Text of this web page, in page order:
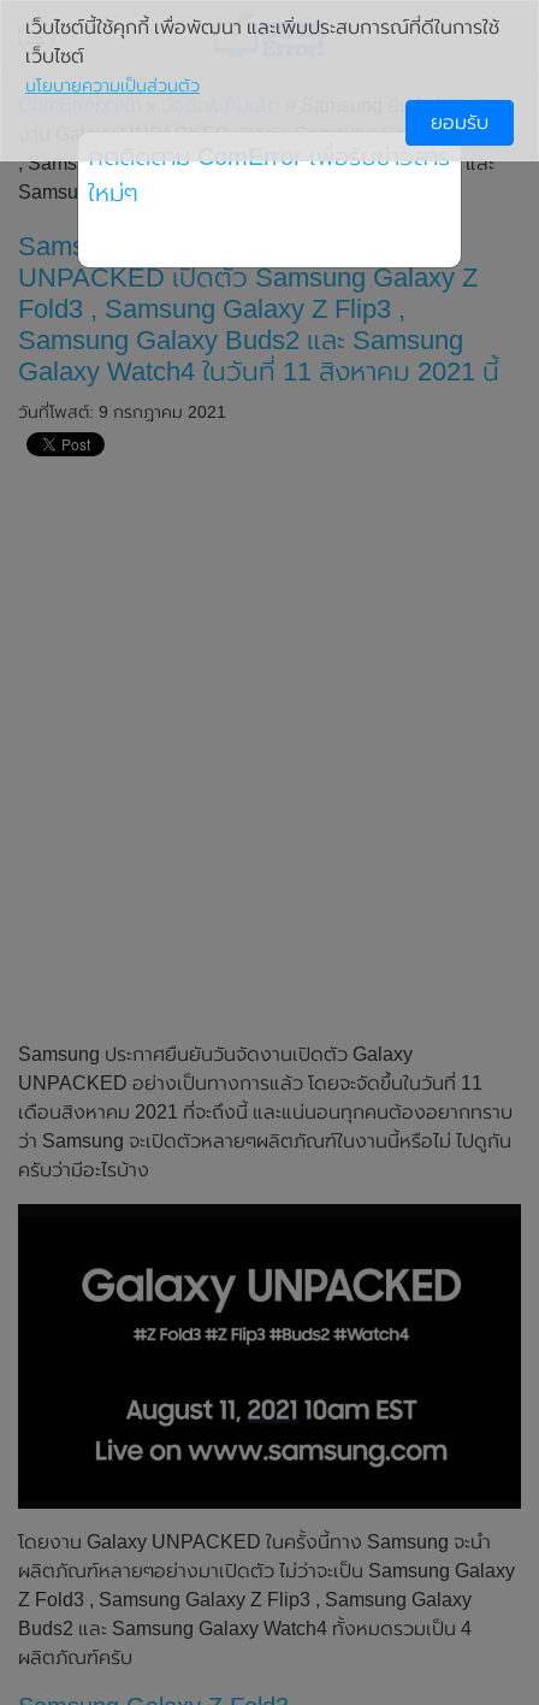
» Samsung ยืนยัน!! วันจัด
งาน Galaxy UNPACKED เปิดตัว Samsung Galaxy Z Fold3
, Samsung Galaxy Z Flip3 , Samsung Galaxy Buds2 และ
Samsung Galaxy Watch4 ในวันที่ 11 สิงหาคม 2021 นี้
Samsung ยืนยัน!! วันจัดงาน Galaxy
UNPACKED เปิดตัว Samsung Galaxy Z
Fold3 , Samsung Galaxy Z Flip3 ,
Samsung Galaxy Buds2 และ Samsung
Galaxy Watch4 ในวันที่ 11 สิงหาคม 2021 นี้
วันที่โพสต์: 9 กรกฎาคม 2021
Samsung ประกาศยืนยันวันจัดงานเปิดตัว Galaxy
UNPACKED อย่างเป็นทางการแล้ว โดยจะจัดขึ้นในวันที่ 11
เดือนสิงหาคม 2021 ที่จะถึงนี้ และแน่นอนทุกคนต้องอยากทราบ
ว่า Samsung จะเปิดตัวหลายๆผลิตภัณฑ์ในงานนี้หรือไม่ ไปดูกัน
ครับว่ามีอะไรบ้าง
โดยงาน Galaxy UNPACKED ในครั้งนี้ทาง Samsung จะนำ
ผลิตภัณฑ์หลายๆอย่างมาเปิดตัว ไม่ว่าจะเป็น Samsung Galaxy
Z Fold3 , Samsung Galaxy Z Flip3 , Samsung Galaxy
Buds2 และ Samsung Galaxy Watch4 ทั้งหมดรวมเป็น 4
ผลิตภัณฑ์ครับ
เว็บไซต์นี้ใช้คุกกี้ เพื่อพัฒนา และเพิ่มประสบการณ์ที่ดีในการใช้
เว็บไซต์
นโยบายความเป็นส่วนตัว
ยอมรับ
กดติดตาม ComError เพื่อรับข่าวสาร
ใหม่ๆ